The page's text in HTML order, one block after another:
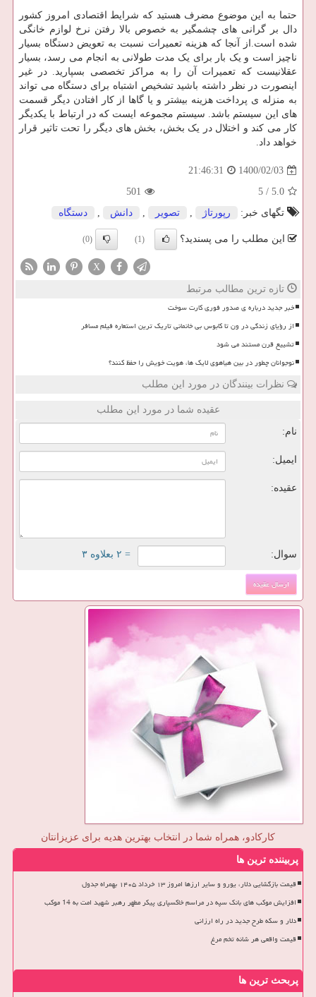
حتما به این موضوع مضرف هستید که شرایط اقتصادی امروز کشور
دال بر گرانی های چشمگیر به خصوص بالا رفتن نرخ لوازم خانگی
شده است.از آنجا که هزینه تعمیرات نسبت به تعویض دستگاه بسیار
ناچیز است و یک بار برای یک مدت طولانی به انجام می رسد، بسیار
عقلانیست که تعمیرات آن را به مراکز تخصصی بسپارید. در غیر
اینصورت در نظر داشته باشید تشخیص اشتباه برای دستگاه می تواند
به منزله ی پرداخت هزینه بیشتر و یا گاها از کار افتادن دیگر قسمت
های این سیستم باشد. سیستم مجموعه ایست که در ارتباط با یکدیگر
کار می کند و اختلال در یک بخش، بخش های دیگر را تحت تاثیر قرار
خواهد داد.
1400/02/03
21:46:31
5.0
/
5
501
تگهای خبر:
رپورتاژ , تصویر , دانش , دستگاه
این مطلب را می پسندید؟ (1)
(0)
X
تازه ترین مطالب مرتبط
خبر جدید درباره ی صدور فوری کارت سوخت
از رؤیای زندگی در ون تا کابوس بی خانمانی تاریک ترین استعاره فیلم مسافر
تشییع قرن مستند می شود
نوجوانان چطور در بین هیاهوی لایک ها، هویت خویش را حفظ کنند؟
نظرات بینندگان در مورد این مطلب
عقیده شما در مورد این مطلب
نام:
ایمیل:
عقیده:
سوال: = ۲ بعلاوه ۳
کارکادو، همراه شما در انتخاب بهترین هدیه برای عزیزانتان
پربیننده ترین ها
قیمت بازگشایی دلار، یورو و سایر ارزها امروز ۱۳ خرداد ۱۴۰۵ بهمراه جدول
افزایش موکب های بانک سپه در مراسم خاکسپاری پیکر مطهر رهبر شهید امت به 14 موکب
دلار و سکه طرح جدید در راه ارزانی
قیمت واقعی هر شانه تخم مرغ
پربحث ترین ها